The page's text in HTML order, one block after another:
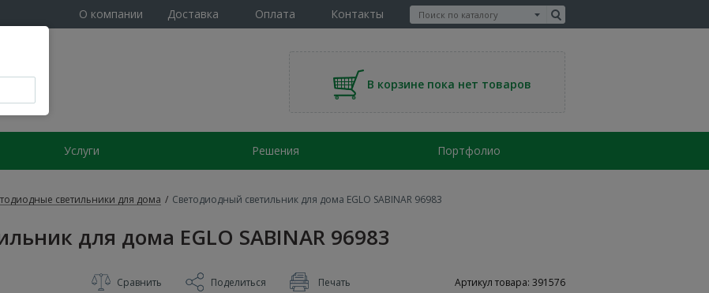
О компании Доставка Оплата Контакты
В корзине пока нет товаров
Услуги Решения Портфолио
светильники для дома / Светодиодный светильник для дома EGLO SABINAR 96983
для дома EGLO SABINAR 96983
Сравнить Поделиться Печать Артикул товара: 391576